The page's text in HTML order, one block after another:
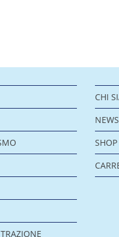
CHI
NEWS
SHOP